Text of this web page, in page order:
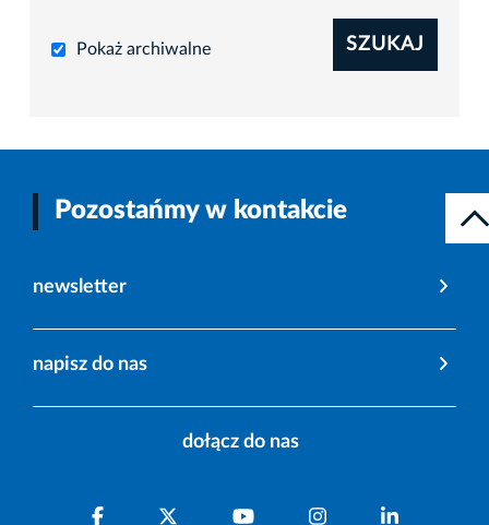
Pokaż archiwalne SZUKAJ
Pozostańmy w kontakcie
newsletter
napisz do nas
dołącz do nas